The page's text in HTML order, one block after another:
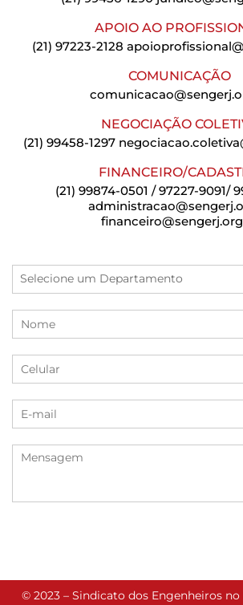
APOIO AO
(21) 97223-2128
COMUNICAÇÃO
NEGOCIAÇÃO
(21) 99458-1297
FINANCEIRO/
(21) 99874-0501 / 97227-9091/
© 2023 – Sindicato dos Engenheiros